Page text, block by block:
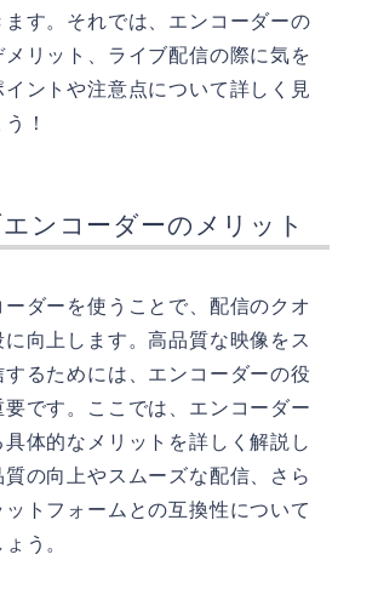
す。それでは、エンコーダーの
メリット、ライブ配信の際に気を
ントや注意点について詳しく見
！
ンコーダーのメリット
ーダーを使うことで、配信のクオ
に向上します。高品質な映像をス
するためには、エンコーダーの役
です。ここでは、エンコーダー
体的なメリットを詳しく解説し
質の向上やスムーズな配信、さら
トフォームとの互換性について
う。